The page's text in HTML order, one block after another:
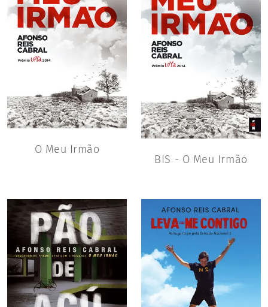
O Meu Irmão
BIS - O Meu Irmão